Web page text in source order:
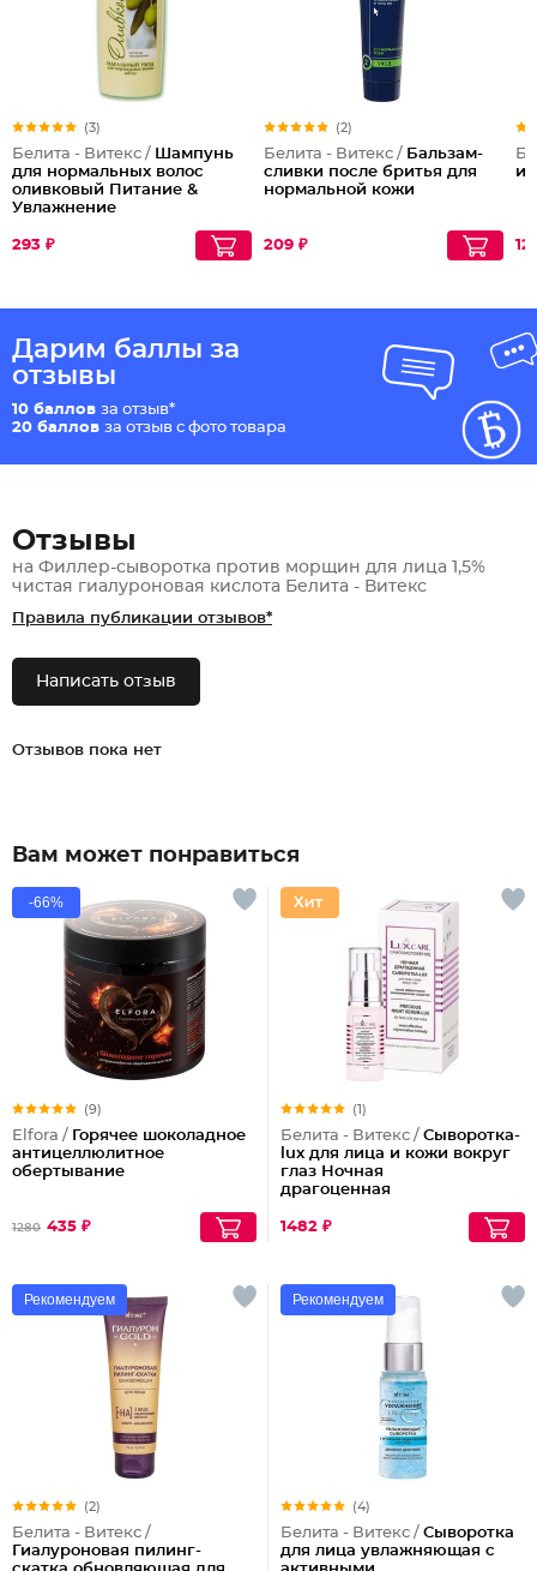
(3)
Белита - Витекс / Шампунь
для нормальных волос
оливковый Питание &
Увлажнение
293 ₽
(2)
Белита - Витекс / Бальзам-
сливки после бритья для
нормальной кожи
209 ₽
Дарим баллы за
отзывы
10 баллов за отзыв*
20 баллов за отзыв с фото товара
Отзывы
на Филлер-сыворотка против морщин для лица 1,5%
чистая гиалуроновая кислота Белита - Витекс
Правила публикации отзывов*
Написать отзыв
Отзывов пока нет
Вам может понравиться
-66%
(9)
Elfora / Горячее шоколадное
антицеллюлитное
обертывание
1280 435 ₽
(1)
Белита - Витекс / Сыворотка-
lux для лица и кожи вокруг
глаз Ночная
драгоценная
1482 ₽
Рекомендуем
(2)
Белита - Витекс /
Гиалуроновая пилинг-
Рекомендуем
(4)
Белита - Витекс / Сыворотка
для лица увлажняющая с